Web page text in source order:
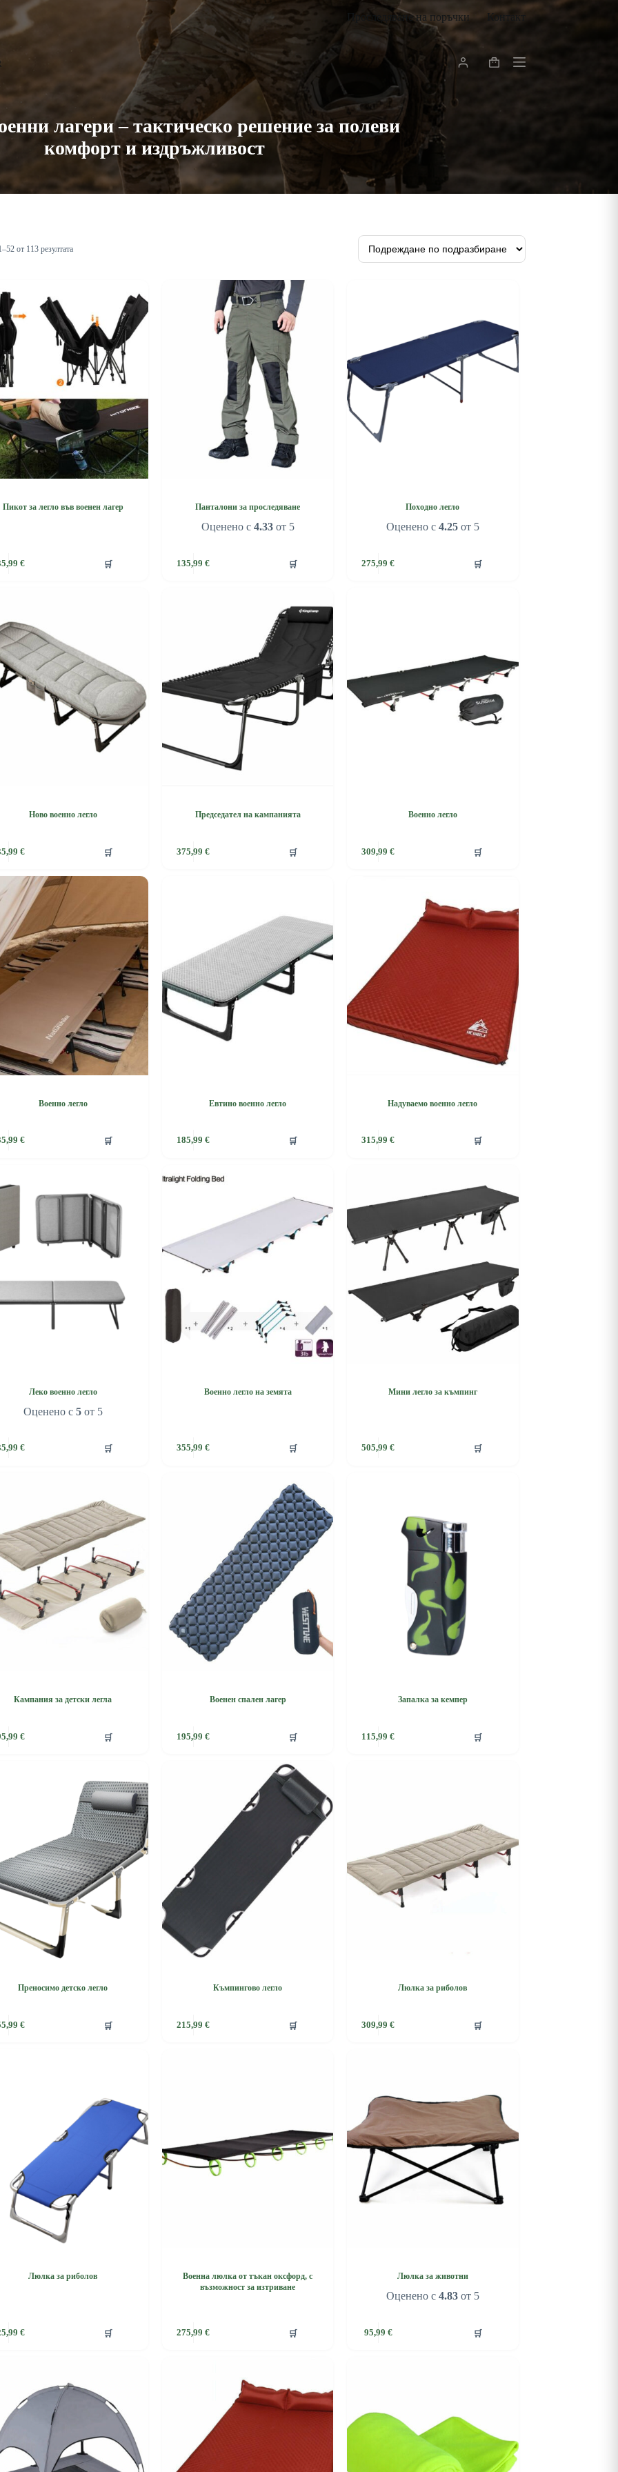
Проследяване на поръчки Контакт
Shopping
лагери – тактическо решение за полеви
комфорт и издръжливост
от 113 резултата
Пикот за легло във военен лагер
€ 🛒
Панталони за проследяване
Оценено с 4.33от 5
135,99€ 🛒
product
the
Походно легло
Оценено с 4.25от 5
275,99€ 🛒
Ново военно легло
€ 🛒
Председател на кампанията
375,99€ 🛒
Военно легло
309,99€ 🛒
Военно легло
€ 🛒
Евтино военно легло
185,99€ 🛒
Надуваемо военно легло
315,99€ 🛒
Леко военно легло
Оценено с 5от 5
€ 🛒
Военно легло на земята
355,99€ 🛒
Мини легло за къмпинг
505,99€ 🛒
Кампания за детски легла
€ 🛒
Военен спален лагер
195,99€ 🛒
Запалка за кемпер
115,99€ 🛒
Преносимо детско легло
€ 🛒
Къмпингово легло
215,99€ 🛒
Люлка за риболов
309,99€ 🛒
Люлка за риболов
€ 🛒
Военна люлка от тъкан оксфорд, с
възможност за изтриване
275,99€ 🛒
Люлка за животни
Оценено с 4.83от 5
95,99 € 🛒